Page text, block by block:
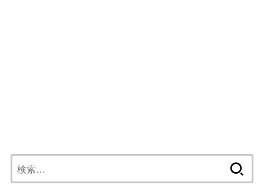
索: